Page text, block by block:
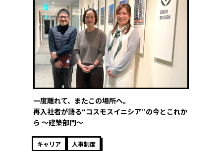
一度離れて、またこの場所へ。
再入社者が語る“コスモスイニシア”の今とこれか
ら ～建築部門～
キャリア 人事制度